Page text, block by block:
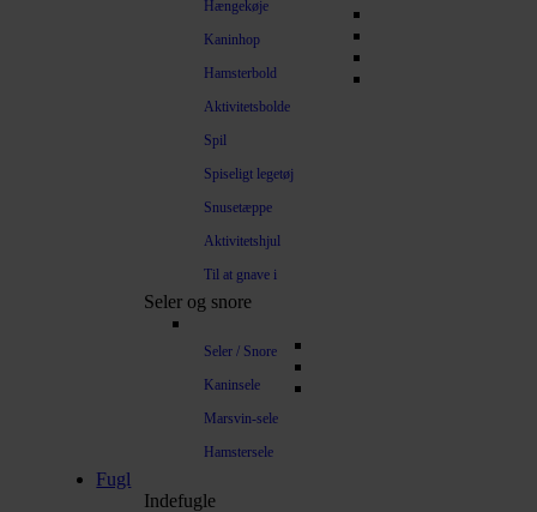
Hængekøje
Kaninhop
Hamsterbold
Aktivitetsbolde
Spil
Spiseligt legetøj
Snusetæppe
Aktivitetshjul
Til at gnave i
Seler og snore
Seler / Snore
Kaninsele
Marsvin-sele
Hamstersele
Fugl
Indefugle